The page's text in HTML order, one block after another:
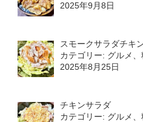
2025年9月8日
スモークサラダチキ
カテゴリー: グルメ、
2025年8月25日
チキンサラダ
カテゴリー: グルメ、